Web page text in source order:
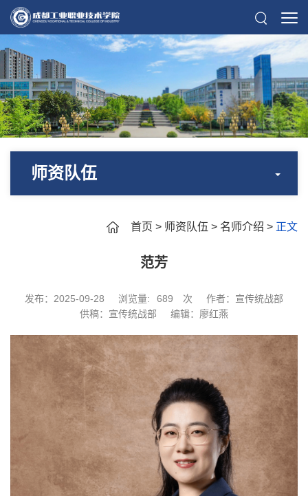
师资队伍
首页 > 师资队伍 > 名师介绍 > 正文
范芳
发布：2025-09-28 浏览量: 689 次
作者：宣传统战部
供稿：宣传统战部
编辑：廖红燕